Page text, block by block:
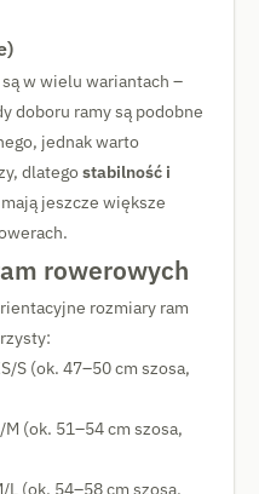
w wielu wariantach –
doboru ramy są podobne
jednak warto
dlategostabilność i
mają jeszcze większe
rowerowych
rozmiary ram
S (ok. 47–50 cm szosa,
M (ok. 51–54 cm szosa,
L (ok. 54–58 cm szosa,